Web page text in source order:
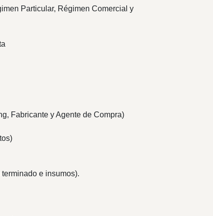
Particular, Régimen Comercial y
Fabricante y Agente de Compra)
e insumos).